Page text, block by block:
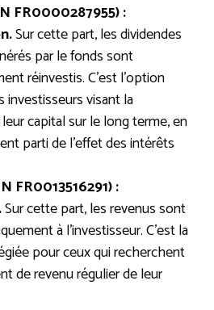
FR0000287955) :
Sur cette part, les dividendes
par le fonds sont
réinvestis. C’est l’option
investisseurs visant la
capital sur le long terme, en
parti de l’effet des intérêts
FR0013516291) :
Sur cette part, les revenus sont
à l’investisseur. C’est la
pour ceux qui recherchent
de revenu régulier de leur